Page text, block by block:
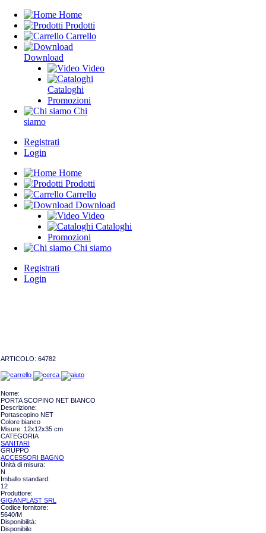
Home
Prodotti
Carrello
Download
Video
Cataloghi
Promozioni
Chi
siamo
Registrati
Login
Home
Prodotti
Carrello
Download
Video
Cataloghi
Promozioni
Chi siamo
Registrati
Login
ARTICOLO: 64782
Nome:
PORTA SCOPINO NET BIANCO
Descrizione:
Portascopino NET
Colore bianco
Misure: 12x12x35 cm
CATEGORIA
SANITARI
GRUPPO
ACCESSORI BAGNO
Unità di misura:
N
Imballo standard:
12
Produttore:
GIGANPLAST SRL
Codice fornitore:
5640/M
Disponibilità:
Disponibile